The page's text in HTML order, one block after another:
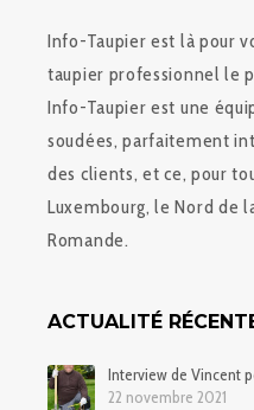
Info-Taupier est là pour
taupier professionnel le
Info-Taupier est une
soudées, parfaitement
des clients, et ce, pour
Luxembourg, le Nord de
Romande.
ACTUALITÉ
Interview de Vincent
22 novembre 2021